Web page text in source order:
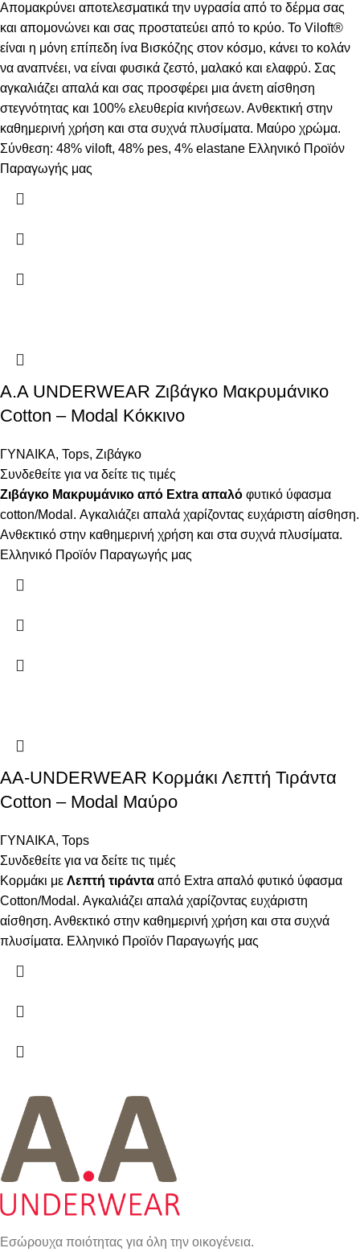
Απομακρύνει αποτελεσματικά την υγρασία από το δέρμα σας
και απομονώνει και σας προστατεύει από το κρύο. Το Viloft®
είναι η μόνη επίπεδη ίνα Βισκόζης στον κόσμο, κάνει το κολάν
να αναπνέει, να είναι φυσικά ζεστό, μαλακό και ελαφρύ. Σας
αγκαλιάζει απαλά και σας προσφέρει μια άνετη αίσθηση
στεγνότητας και 100% ελευθερία κινήσεων. Ανθεκτική στην
καθημερινή χρήση και στα συχνά πλυσίματα. Μαύρο χρώμα.
Σύνθεση: 48% viloft, 48% pes, 4% elastane Ελληνικό Προϊόν
Παραγωγής μας
Α.A UNDERWEAR Ζιβάγκο Μακρυμάνικο
Cotton – Modal Κόκκινο
ΓΥΝΑΙΚΑ, Tops, Ζιβάγκο
Συνδεθείτε για να δείτε τις τιμές
Ζιβάγκο Μακρυμάνικο από Extra απαλό φυτικό ύφασμα
cotton/Modal. Αγκαλιάζει απαλά χαρίζοντας ευχάριστη αίσθηση.
Ανθεκτικό στην καθημερινή χρήση και στα συχνά πλυσίματα.
Ελληνικό Προϊόν Παραγωγής μας
AA-UNDERWEAR Κορμάκι Λεπτή Τιράντα
Cotton – Modal Μαύρο
ΓΥΝΑΙΚΑ, Tops
Συνδεθείτε για να δείτε τις τιμές
Κορμάκι με Λεπτή τιράντα από Extra απαλό φυτικό ύφασμα
Cotton/Modal. Αγκαλιάζει απαλά χαρίζοντας ευχάριστη
αίσθηση. Ανθεκτικό στην καθημερινή χρήση και στα συχνά
πλυσίματα. Ελληνικό Προϊόν Παραγωγής μας
Εσώρουχα ποιότητας για όλη την οικογένεια.